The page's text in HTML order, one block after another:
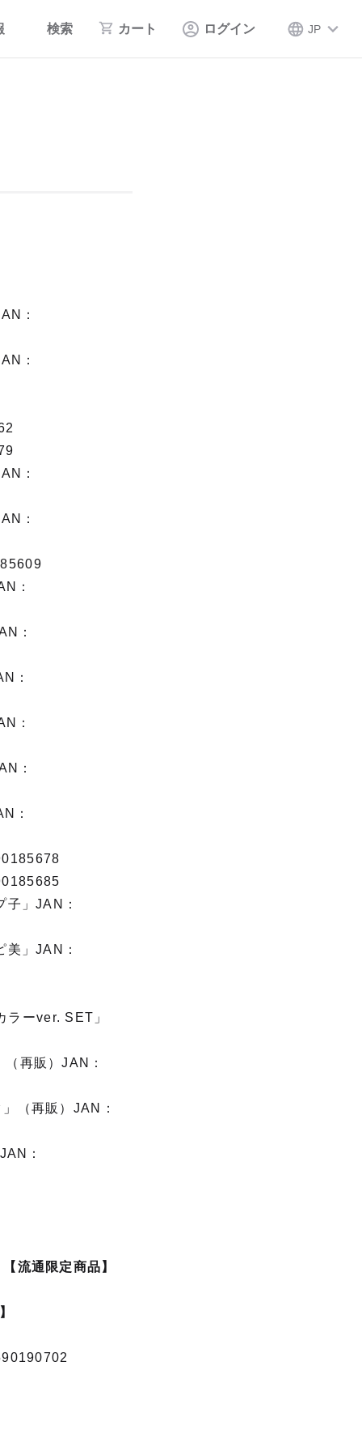
検索 カート ログイン JP
：
：
：
：
：
：
：
：
：
：
」JAN：
」JAN：
ーver. SET」
再販）JAN：
（再販）JAN：
：
【流通限定商品】